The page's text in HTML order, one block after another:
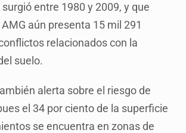
entre 1980 y 2009, y que
aún presenta 15 mil 291
relacionados con la
suelo.
alerta sobre el riesgo de
el 34 por ciento de la superficie
se encuentra en zonas de